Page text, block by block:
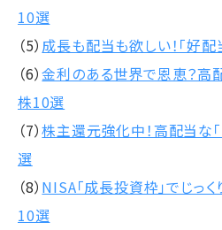
10選
（5） 成長も配当も欲しい！「好
（6）金利のある世界で恩恵？高
株10選
（7）株主還元強化中！高配当な
選
（8） NISA「成長投資枠」でじっ
10選